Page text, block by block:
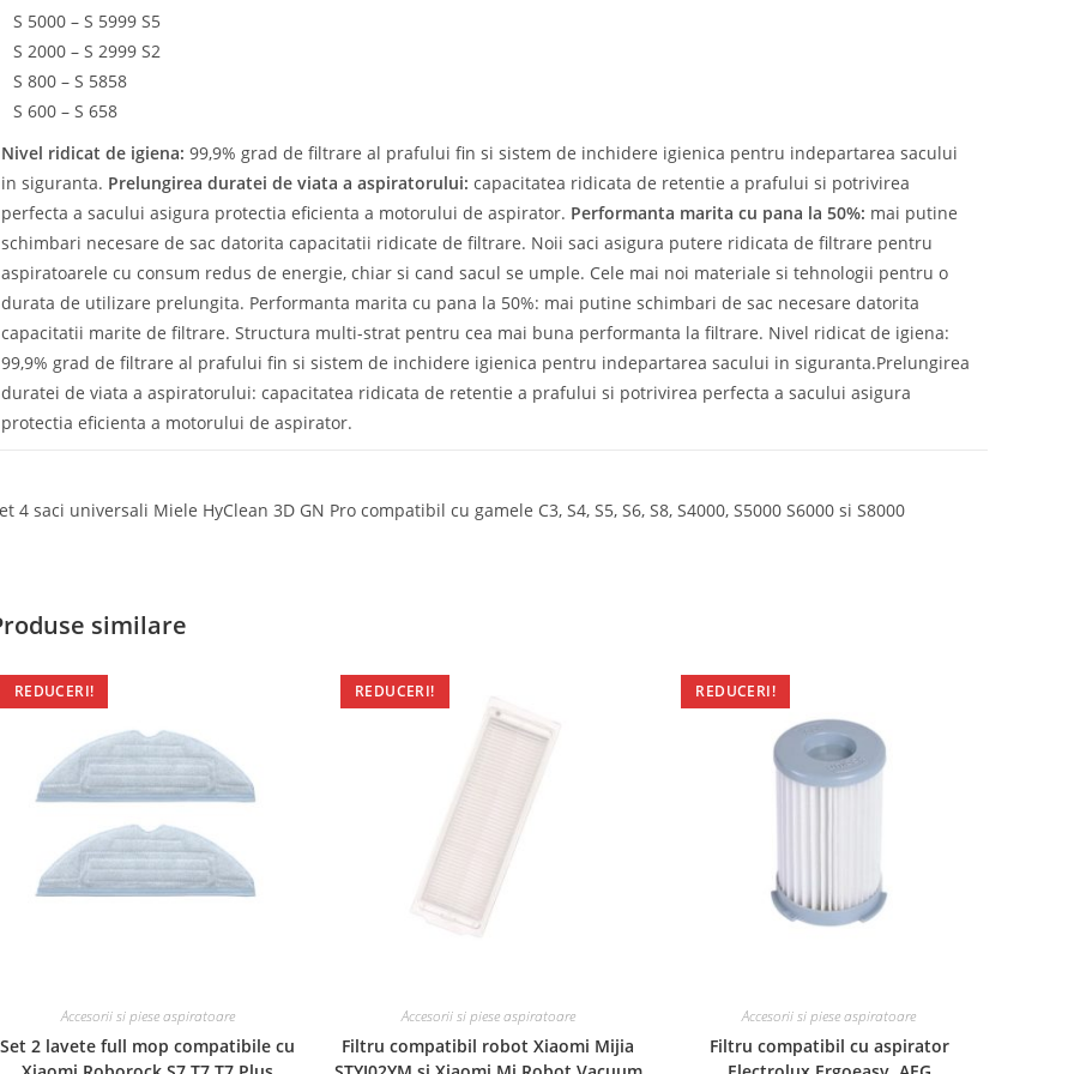
S 5000 – S 5999 S5
S 2000 – S 2999 S2
S 800 – S 5858
S 600 – S 658
Nivel ridicat de igiena: 99,9% grad de filtrare al prafului fin si sistem de inchidere igienica pentru indepartarea sacului
in siguranta. Prelungirea duratei de viata a aspiratorului: capacitatea ridicata de retentie a prafului si potrivirea
perfecta a sacului asigura protectia eficienta a motorului de aspirator. Performanta marita cu pana la 50%: mai putine
schimbari necesare de sac datorita capacitatii ridicate de filtrare. Noii saci asigura putere ridicata de filtrare pentru
aspiratoarele cu consum redus de energie, chiar si cand sacul se umple. Cele mai noi materiale si tehnologii pentru o
durata de utilizare prelungita. Performanta marita cu pana la 50%: mai putine schimbari de sac necesare datorita
capacitatii marite de filtrare. Structura multi-strat pentru cea mai buna performanta la filtrare. Nivel ridicat de igiena:
99,9% grad de filtrare al prafului fin si sistem de inchidere igienica pentru indepartarea sacului in siguranta.Prelungirea
duratei de viata a aspiratorului: capacitatea ridicata de retentie a prafului si potrivirea perfecta a sacului asigura
protectia eficienta a motorului de aspirator.
4 saci universali Miele HyClean 3D GN Pro compatibil cu gamele C3, S4, S5, S6, S8, S4000, S5000 S6000 si S8000
similare
REDUCERI!
Accesorii si piese aspiratoare
Set 2 lavete full mop compatibile cu
REDUCERI!
Accesorii si piese aspiratoare
Filtru compatibil robot Xiaomi Mijia
REDUCERI!
Accesorii si piese aspiratoare
Filtru compatibil cu aspirator